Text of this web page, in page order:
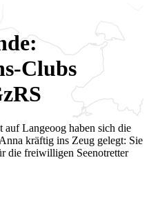
Clubs
auf Langeoog haben sich die
kräftig ins Zeug gelegt: Sie
die freiwilligen Seenotretter